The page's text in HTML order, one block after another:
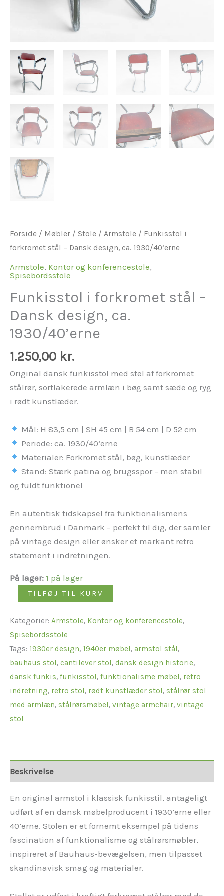
Forside / Møbler / Stole / Armstole / Funkisstol i
forkromet stål – Dansk design, ca. 1930/40’erne
Armstole, Kontor og konferencestole,
Spisebordsstole
Funkisstol i forkromet stål –
Dansk design, ca.
1930/40’erne
1.250,00 kr.
Original dansk funkisstol med stel af forkromet
stålrør, sortlakerede armlæn i bøg samt sæde og ryg
i rødt kunstlæder.
Mål: H 83,5 cm | SH 45 cm | B 54 cm | D 52 cm
Periode: ca. 1930/40’erne
Materialer: Forkromet stål, bøg, kunstlæder
Stand: Stærk patina og brugsspor – men stabil
og fuldt funktionel
En autentisk tidskapsel fra funktionalismens
gennembrud i Danmark – perfekt til dig, der samler
på vintage design eller ønsker et markant retro
statement i indretningen.
På lager: 1 på lager
TILFØJ TIL KURV
Kategorier: Armstole, Kontor og konferencestole,
Spisebordsstole
Tags: 1930er design, 1940er møbel , armstol stål ,
bauhaus stol , cantilever stol , dansk design historie,
dansk funkis, funkisstol , funktionalisme møbel , retro
indretning, retro stol , rødt kunstlæder stol , stålrør stol
med armlæn, stålrørsmøbel , vintage armchair, vintage
stol
Beskrivelse
En original armstol i klassisk funkisstil, antageligt
udført af en dansk møbelproducent i 1930’erne eller
40’erne. Stolen er et fornemt eksempel på tidens
fascination af funktionalisme og stålrørsmøbler,
inspireret af Bauhaus-bevægelsen, men tilpasset
skandinavisk smag og materialer.